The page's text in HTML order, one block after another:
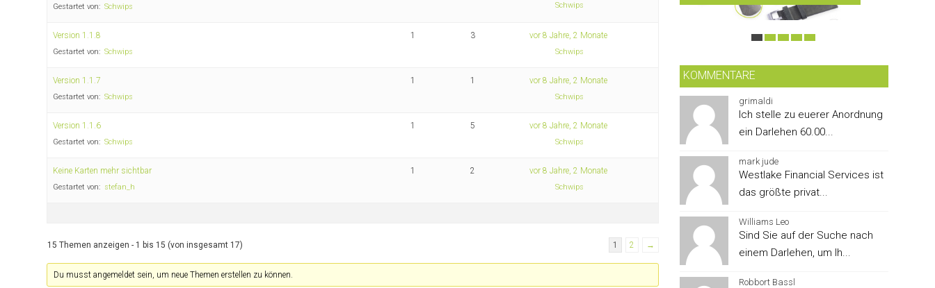
Gestartet von: Schwips Schwips
Version 1.1.8
Gestartet von: Schwips
1 3 vor 8 Jahre, 2 Monate
Schwips
Version 1.1.7
Gestartet von: Schwips
1 1 vor 8 Jahre, 2 Monate
Schwips
Version 1.1.6
Gestartet von: Schwips
1 5 vor 8 Jahre, 2 Monate
Schwips
Keine Karten mehr sichtbar
Gestartet von: stefan_h
1 2 vor 8 Jahre, 2 Monate
Schwips
15 Themen anzeigen - 1 bis 15 (von insgesamt 17) 1 2 →
Du musst angemeldet sein, um neue Themen erstellen zu können.
KOMMENTARE
grimaldi
Ich stelle zu euerer Anordnung
ein Darlehen 60.00...
mark jude
Westlake Financial Services ist
das größte privat...
Williams Leo
Sind Sie auf der Suche nach
einem Darlehen, um Ih...
Robbort Bassl